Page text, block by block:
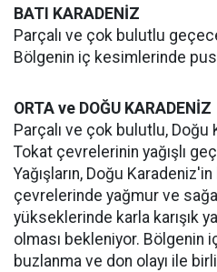
BATI KARADENİZ
Parçalı ve çok bulutlu
Bölgenin iç kesimlerinde
ORTA ve DOĞU KARADENİZ
Parçalı ve çok bulutlu, Doğu
Tokat çevrelerinin yağışlı
Yağışların, Doğu Karadeniz'in
çevrelerinde yağmur ve
yükseklerinde karla karışık
olması bekleniyor. Bölgenin
buzlanma ve don olayı ile